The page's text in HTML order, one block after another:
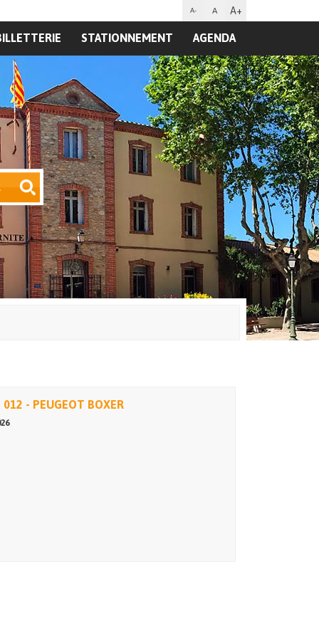
A- A A+
STATIONNEMENT AGENDA
012 - PEUGEOT BOXER